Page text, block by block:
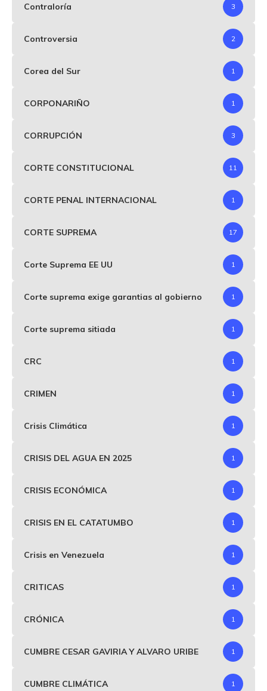
Contraloría 3
Controversia 2
Corea del Sur 1
CORPONARIÑO 1
CORRUPCIÓN 3
CORTE CONSTITUCIONAL 11
CORTE PENAL INTERNACIONAL 1
CORTE SUPREMA 17
Corte Suprema EE UU 1
Corte suprema exige garantias al gobierno 1
Corte suprema sitiada 1
CRC 1
CRIMEN 1
Crisis Climática 1
CRISIS DEL AGUA EN 2025 1
CRISIS ECONÓMICA 1
CRISIS EN EL CATATUMBO 1
Crisis en Venezuela 1
CRITICAS 1
CRÓNICA 1
CUMBRE CESAR GAVIRIA Y ALVARO URIBE 1
CUMBRE CLIMÁTICA 1